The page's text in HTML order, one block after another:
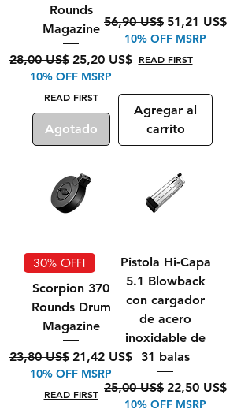
Rounds
Magazine
Precio
28,00 US$ Precio de oferta
25,20 US$
10% OFF MSRP
READ FIRST
Agotado
Precio
56,90 US$ Precio de
51,21 US$
10% OFF MSRP
READ FIRST
Agregar al
carrito
30% OFF!
Scorpion 370
Rounds Drum
Magazine
Precio
23,80 US$ Precio de oferta
21,42 US$
10% OFF MSRP
READ FIRST
Pistola Hi-Capa
5.1 Blowback
con cargador
de acero
inoxidable de
31 balas
Precio
25,00 US$ Precio de
22,50 US$
10% OFF MSRP